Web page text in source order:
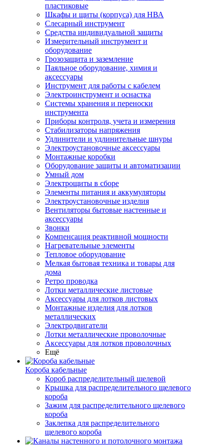
пластиковые
Шкафы и щиты (корпуса) для НВА
Слесарный инструмент
Средства индивидуальной защиты
Измерительный инструмент и
оборудование
Грозозащита и заземление
Паяльное оборудование, химия и
аксессуары
Инструмент для работы с кабелем
Электроинструмент и оснастка
Системы хранения и переноски
инструмента
Приборы контроля, учета и измерения
Стабилизаторы напряжения
Удлинители и удлинительные шнуры
Электроустановочные аксессуары
Монтажные коробки
Оборудование защиты и автоматизации
Умный дом
Электрощиты в сборе
Элементы питания и аккумуляторы
Электроустановочные изделия
Вентиляторы бытовые настенные и
аксессуары
Звонки
Компенсация реактивной мощности
Нагревательные элементы
Тепловое оборудование
Мелкая бытовая техника и товары для
дома
Ретро проводка
Лотки металлические листовые
Аксессуары для лотков листовых
Монтажные изделия для лотков
металлических
Электродвигатели
Лотки металлические проволочные
Аксессуары для лотков проволочных
Ещё
Короба кабельные
Короб распределительный щелевой
Крышка для распределительного щелевого
короба
Зажим для распределительного щелевого
короба
Заклепка для распределительного
щелевого короба